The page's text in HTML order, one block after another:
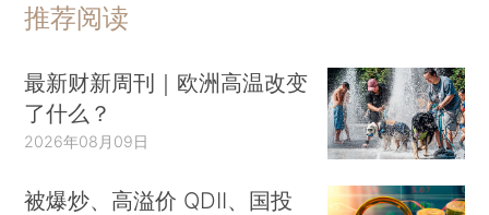
推荐阅读
最新财新周刊｜欧洲高温改变
了什么？
2026年08月09日
被爆炒、高溢价 QDII、国投